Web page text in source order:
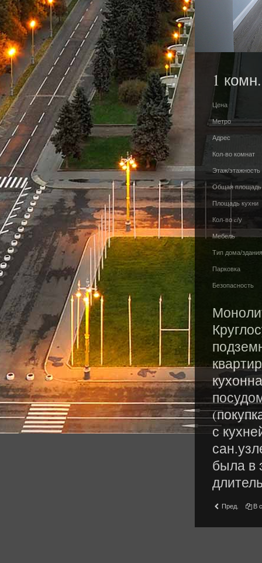
1
Цена
Метро
Адрес
Кол-во комнат
Этаж/этажность
Общая площадь
Площадь кухни
Кол-во c/у
Мебель
Тип дома/
Парковка
Безопасность
с
была в
Пред. В